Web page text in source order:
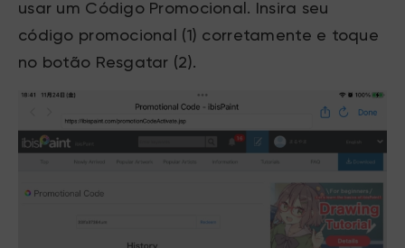
usar um Código Promocional. Insira seu
código promocional (1) corretamente e toque
no botão Resgatar (2).